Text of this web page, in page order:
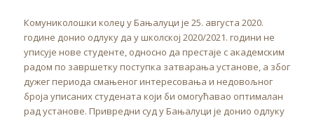
Комуниколошки колеџ у Бањалуци је 25. августа 2020.
године донио одлуку да у школској 2020/2021. години не
уписује нове студенте, односно да престаје с академским
радом по завршетку поступка затварања установе, а због
дужег периода смањеног интересовања и недовољног
броја уписаних студената који би омогућавао оптималан
рад установе. Привредни суд у Бањалуци је донио одлуку